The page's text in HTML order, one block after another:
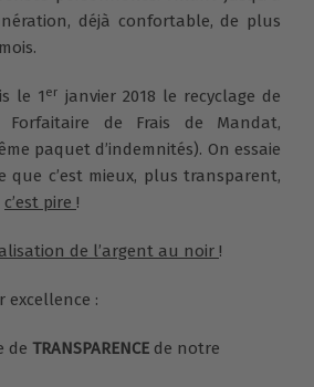
déjà confortable, de plus
le 1 er janvier 2018 le recyclage de
Forfaitaire de Frais de Mandat,
paquet d’indemnités). On essaie
que c’est mieux, plus transparent,
c’est pire !
de l’argent au noir !
excellence :
de TRANSPARENCE de notre